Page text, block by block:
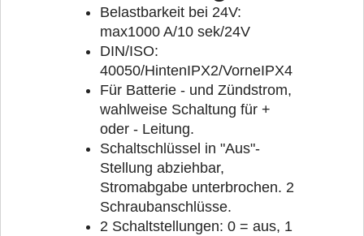
Belastbarkeit bei 24V:
max1000 A/10 sek/24V
DIN/ISO:
40050/HintenIPX2/VorneIPX4
Für Batterie - und Zündstrom,
wahlweise Schaltung für +
oder - Leitung.
Schaltschlüssel in "Aus"-
Stellung abziehbar,
Stromabgabe unterbrochen. 2
Schraubanschlüsse.
2 Schaltstellungen: 0 = aus, 1